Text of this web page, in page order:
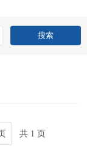
共 1 页